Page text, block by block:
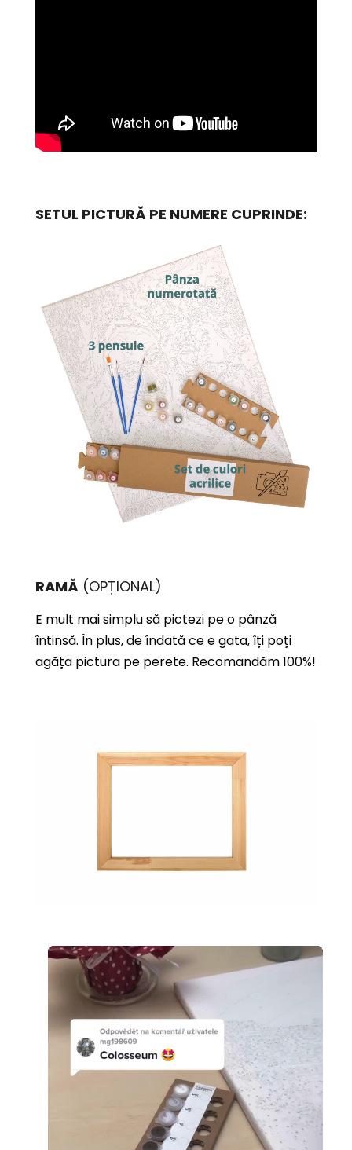
SETUL PICTURĂ PE NUMERE CUPRINDE:
RAMĂ (OPȚIONAL)
E mult mai simplu să pictezi pe o pânză
întinsă. În plus, de îndată ce e gata, îți poți
agăța pictura pe perete. Recomandăm 100%!